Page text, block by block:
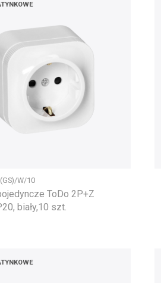
W/10
ToDo 2P+Z
biały,10 szt.